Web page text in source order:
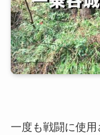
一度も戦闘に使